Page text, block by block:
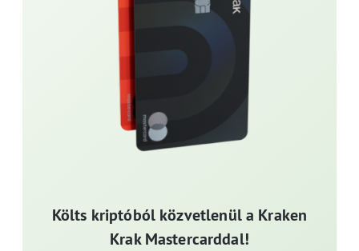
Költs kriptóból közvetlenül a Kraken
Krak Mastercarddal!